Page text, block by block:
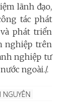
lãnh đạo,
tác phát
phát triển
nghiệp trên
nghiệp tư
ngoài./.
NGUYÊN